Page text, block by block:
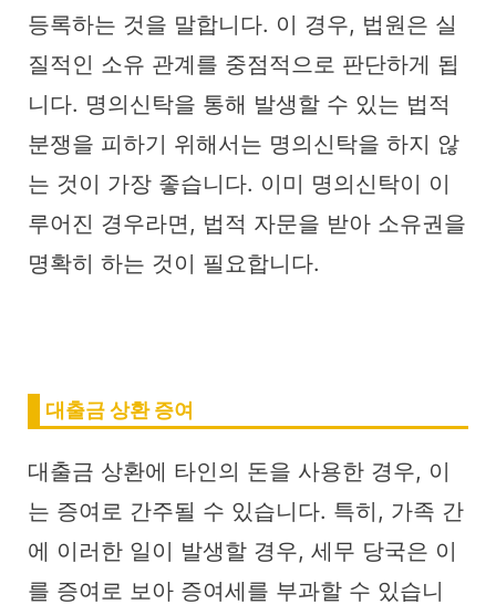
등록하는 것을 말합니다. 이 경우, 법원은 실
질적인 소유 관계를 중점적으로 판단하게 됩
니다. 명의신탁을 통해 발생할 수 있는 법적
분쟁을 피하기 위해서는 명의신탁을 하지 않
는 것이 가장 좋습니다. 이미 명의신탁이 이
루어진 경우라면, 법적 자문을 받아 소유권을
명확히 하는 것이 필요합니다.
대출금 상환 증여
대출금 상환에 타인의 돈을 사용한 경우, 이
는 증여로 간주될 수 있습니다. 특히, 가족 간
에 이러한 일이 발생할 경우, 세무 당국은 이
를 증여로 보아 증여세를 부과할 수 있습니